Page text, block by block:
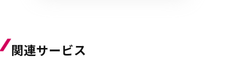
関連サービス